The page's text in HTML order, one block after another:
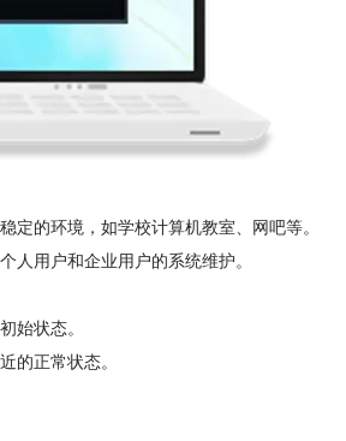
定的环境，如学校计算机教室、网吧等。
人用户和企业用户的系统维护。
始状态。
的正常状态。